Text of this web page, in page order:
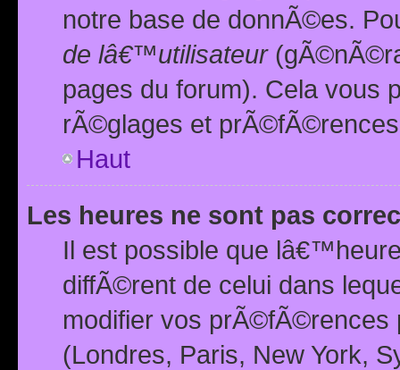
notre base de donnÃ©es.
de lâ€™utilisateur
pages du forum). Cela vous
rÃ©glages et
Haut
Les heures ne sont pas
Il est possible que
diffÃ©rent de celui dans
modifier vos prÃ©fÃ©rences
(Londres, Paris, New York,